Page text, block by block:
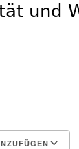
und